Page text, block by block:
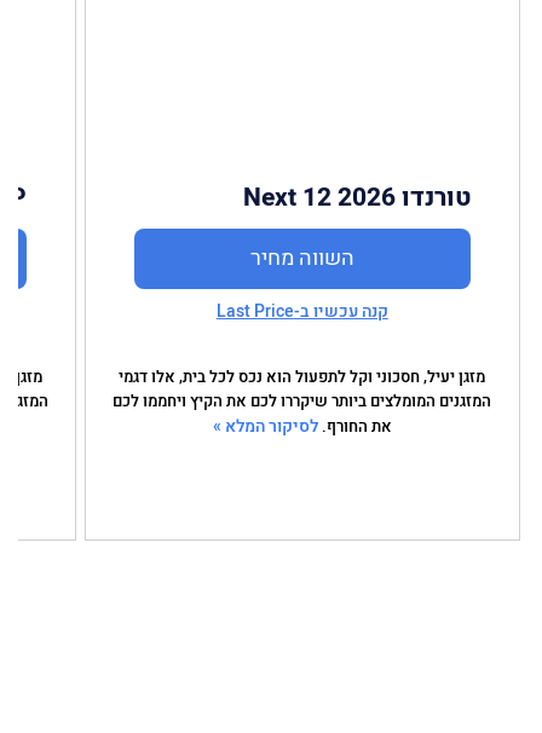
טורנדו Next 12 2026
השווה מחיר
קנה עכשיו ב-Last Price
מזגן יעיל, חסכוני וקל לתפעול הוא נכס לכל בית, אלו דגמי
המזגנים המומלצים ביותר שיקררו לכם את הקיץ ויחממו לכם
את החורף. לסיקור המלא »
מזגן